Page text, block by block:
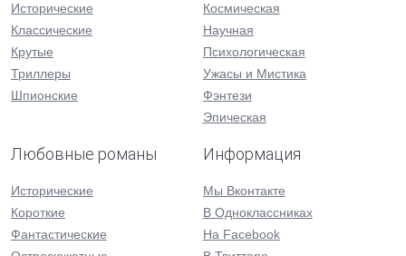
Исторические
Классические
Крутые
Триллеры
Шпионские
Космическая
Научная
Психологическая
Ужасы и Мистика
Фэнтези
Эпическая
Любовные романы
Исторические
Короткие
Фантастические
Информация
Мы Вконтакте
В Одноклассниках
На Facebook